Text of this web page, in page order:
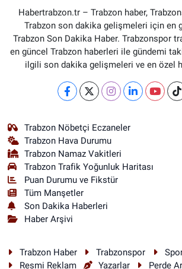
Habertrabzon.tr – Trabzon haber,
Trabzon son dakika gelişmeleri için en
Trabzon Son Dakika Haber. Trabzonspor
en güncel Trabzon haberleri ile gündemi
ilgili son dakika gelişmeleri ve en özel
Trabzon Nöbetçi Eczaneler
Trabzon Hava Durumu
Trabzon Namaz Vakitleri
Trabzon Trafik Yoğunluk Haritası
Puan Durumu ve Fikstür
Tüm Manşetler
Son Dakika Haberleri
Haber Arşivi
Trabzon Haber Trabzonspor
Resmi Reklam
Yazarlar Perde